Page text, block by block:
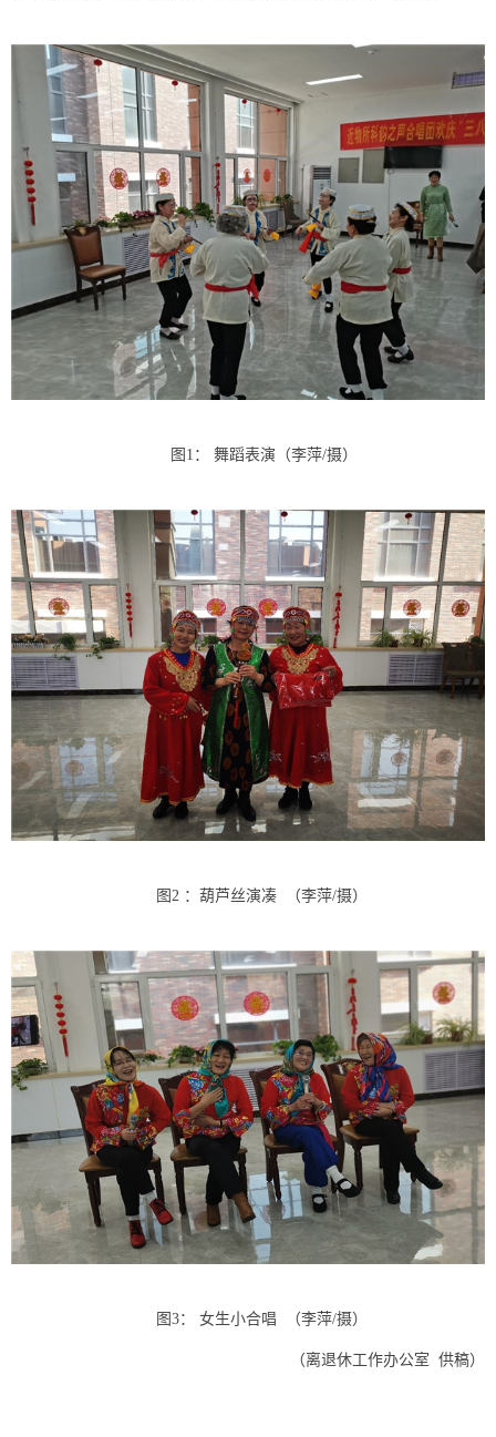
图1： 舞蹈表演（李萍/摄）
图 2 ：葫芦丝演凑 （李萍/摄）
图3： 女生小合唱 （李萍/摄）
（离退休工作办公室 供稿）